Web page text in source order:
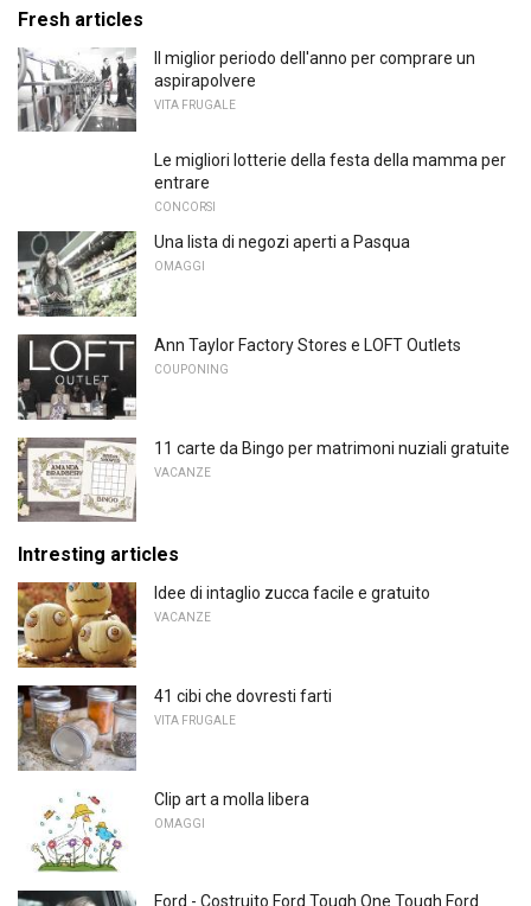
Fresh articles
Il miglior periodo dell'anno per comprare un
aspirapolvere
VITA FRUGALE
Le migliori lotterie della festa della mamma per
entrare
CONCORSI
Una lista di negozi aperti a Pasqua
OMAGGI
Ann Taylor Factory Stores e LOFT Outlets
COUPONING
11 carte da Bingo per matrimoni nuziali gratuite
VACANZE
Intresting articles
Idee di intaglio zucca facile e gratuito
VACANZE
41 cibi che dovresti farti
VITA FRUGALE
Clip art a molla libera
OMAGGI
Ford - Costruito Ford Tough One Tough Ford